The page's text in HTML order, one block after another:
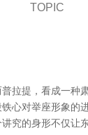
TOPIC
提，看成一种
对举座形象的
究的身形不仅